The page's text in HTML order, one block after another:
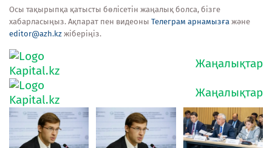
Осы тақырыпқа қатысты бөлісетін жаңалық болса, бізге
хабарласыңыз. Ақпарат пен видеоны Телеграм арнамызға және
editor@azh.kz жіберіңіз.